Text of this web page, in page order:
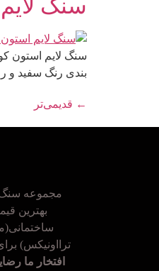
سنگ
سنگ لایم استون
بندی رنگ سفید و
← قدیمی‌تر
مجموعه سنگ
بهترین
ترااونیکس)
افتخار ما